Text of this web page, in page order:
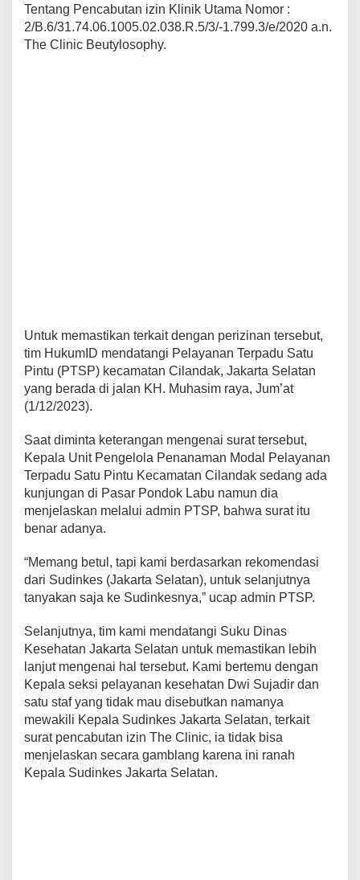
Tentang Pencabutan izin Klinik Utama Nomor :
2/B.6/31.74.06.1005.02.038.R.5/3/-1.799.3/e/2020 a.n.
The Clinic Beutylosophy.
Untuk memastikan terkait dengan perizinan tersebut,
tim HukumID mendatangi Pelayanan Terpadu Satu
Pintu (PTSP) kecamatan Cilandak, Jakarta Selatan
yang berada di jalan KH. Muhasim raya, Jum’at
(1/12/2023).
Saat diminta keterangan mengenai surat tersebut,
Kepala Unit Pengelola Penanaman Modal Pelayanan
Terpadu Satu Pintu Kecamatan Cilandak sedang ada
kunjungan di Pasar Pondok Labu namun dia
menjelaskan melalui admin PTSP, bahwa surat itu
benar adanya.
“Memang betul, tapi kami berdasarkan rekomendasi
dari Sudinkes (Jakarta Selatan), untuk selanjutnya
tanyakan saja ke Sudinkesnya,” ucap admin PTSP.
Selanjutnya, tim kami mendatangi Suku Dinas
Kesehatan Jakarta Selatan untuk memastikan lebih
lanjut mengenai hal tersebut. Kami bertemu dengan
Kepala seksi pelayanan kesehatan Dwi Sujadir dan
satu staf yang tidak mau disebutkan namanya
mewakili Kepala Sudinkes Jakarta Selatan, terkait
surat pencabutan izin The Clinic, ia tidak bisa
menjelaskan secara gamblang karena ini ranah
Kepala Sudinkes Jakarta Selatan.